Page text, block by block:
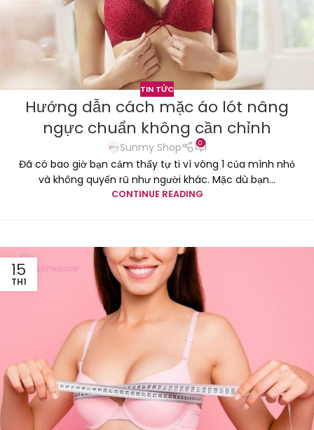
TIN TỨC
Hướng dẫn cách mặc áo lót nâng
ngực chuẩn không cần chỉnh
Sunmy Shop 0
Đã có bao giờ bạn cảm thấy tự ti vì vòng 1 của mình nhỏ
và không quyến rũ như người khác. Mặc dù bạn...
CONTINUE READING
15
TH1